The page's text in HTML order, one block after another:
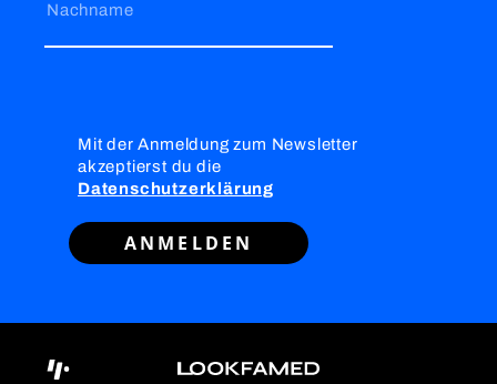
Nachname
Mit der Anmeldung zum Newsletter
akzeptierst du die
Datenschutzerklärung
ANMELDEN